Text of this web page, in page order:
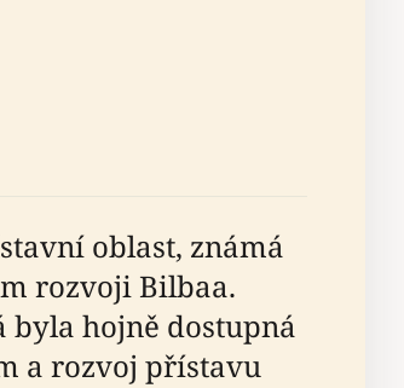
oblast, známá
rozvoji Bilbaa.
hojně dostupná
a rozvoj přístavu